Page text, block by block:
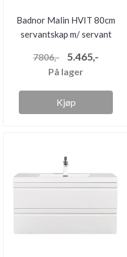
Badnor Malin HVIT 80cm
servantskap m/ servant
7806,- 5.465,-
På lager
Kjøp